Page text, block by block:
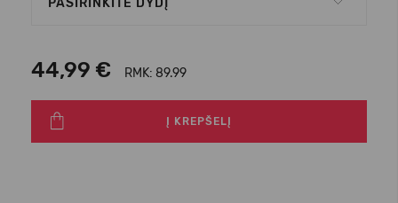
PASIRINKITE DYDĮ
44,99 € RMK: 89.99
Į KREPŠELĮ